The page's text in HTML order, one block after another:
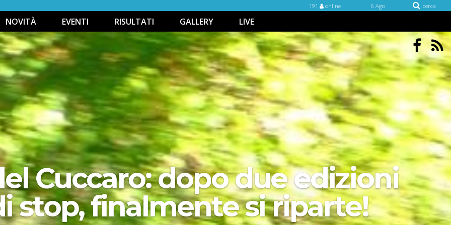
cerca
6 Ago
191 online
NOVITÀ EVENTI RISULTATI GALLERY LIVE
Cuccaro: dopo due edizioni
stop, finalmente si riparte!